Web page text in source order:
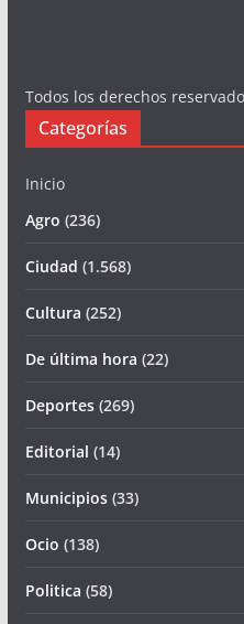
Todos los derechos
Categorías
Inicio
Agro (236)
Ciudad (1.568)
Cultura (252)
De última hora (22)
Deportes(269)
Editorial (14)
Municipios(33)
Ocio (138)
Politica (58)